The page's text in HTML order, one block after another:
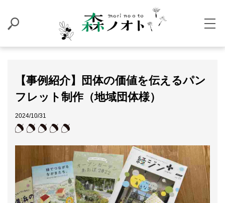
【事例紹介】団体の価値を伝えるパン
フレット制作（地域団体様）
2024/10/31